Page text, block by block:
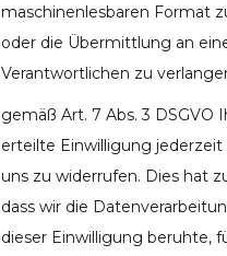
maschinenlesbaren Format
oder die Übermittlung an
Verantwortlichen zu
gemäß Art. 7 Abs. 3 DSGVO
erteilte Einwilligung
uns zu widerrufen. Dies hat
dass wir die
dieser Einwilligung beruhte,